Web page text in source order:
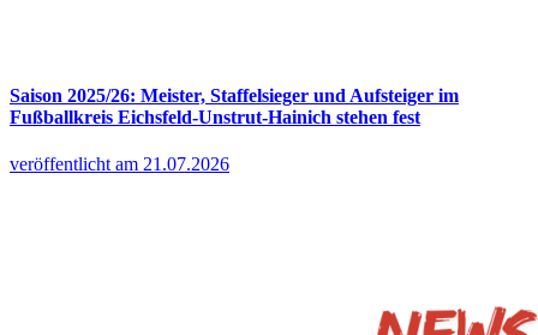
Saison 2025/26: Meister, Staffelsieger und Aufsteiger im
Fußballkreis Eichsfeld-Unstrut-Hainich stehen fest
veröffentlicht am 21.07.2026